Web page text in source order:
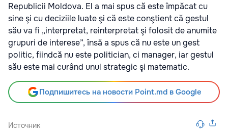
Republicii Moldova. El a mai spus că este împăcat cu
sine şi cu deciziile luate şi că este conştient că gestul
său va fi „interpretat, reinterpretat şi folosit de anumite
grupuri de interese”, însă a spus că nu este un gest
politic, fiindcă nu este politician, ci manager, iar gestul
său este mai curând unul strategic şi matematic.
Подпишитесь на новости Point.md в Google
Источник